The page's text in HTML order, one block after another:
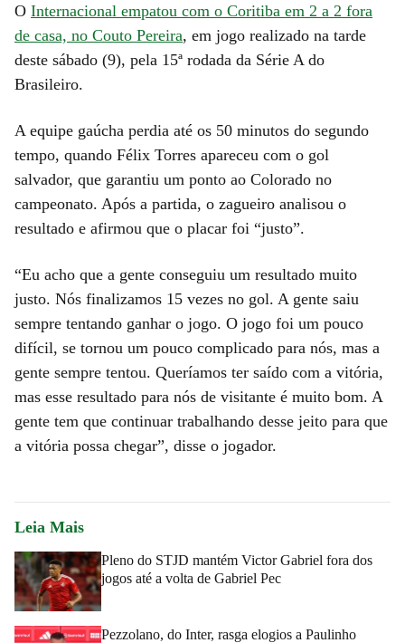
O Internacional empatou com o Coritiba em 2 a 2 fora
de casa, no Couto Pereira, em jogo realizado na tarde
deste sábado (9), pela 15ª rodada da Série A do
Brasileiro.
A equipe gaúcha perdia até os 50 minutos do segundo
tempo, quando Félix Torres apareceu com o gol
salvador, que garantiu um ponto ao Colorado no
campeonato. Após a partida, o zagueiro analisou o
resultado e afirmou que o placar foi “justo”.
“Eu acho que a gente conseguiu um resultado muito
justo. Nós finalizamos 15 vezes no gol. A gente saiu
sempre tentando ganhar o jogo. O jogo foi um pouco
difícil, se tornou um pouco complicado para nós, mas a
gente sempre tentou. Queríamos ter saído com a vitória,
mas esse resultado para nós de visitante é muito bom. A
gente tem que continuar trabalhando desse jeito para que
a vitória possa chegar”, disse o jogador.
Leia Mais
Pleno do STJD mantém Victor Gabriel fora dos
jogos até a volta de Gabriel Pec
Pezzolano, do Inter, rasga elogios a Paulinho